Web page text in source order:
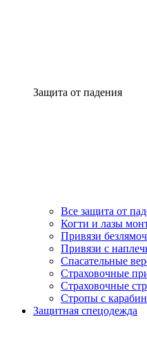
Защита от падения
Все защита от
Когти и лазы
Привязи
Привязи с
Спасательные
Страховочные
Страховочные
Стропы с
Защитная спецодежда